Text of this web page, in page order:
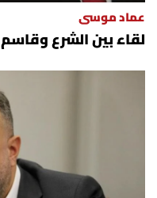
عماد موسى
لقاء بين الشرع وقاسم